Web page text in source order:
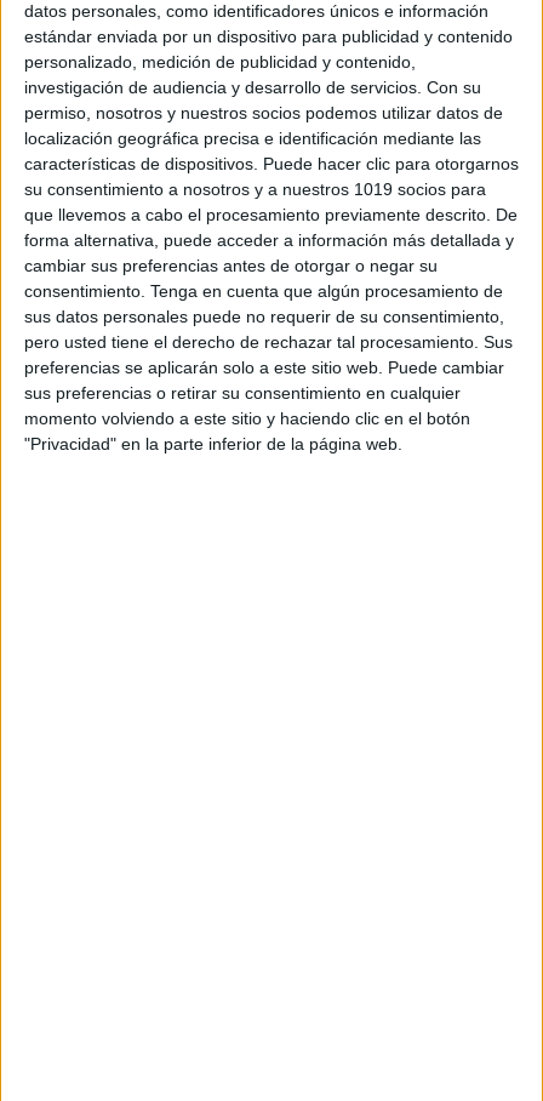
datos personales, como identificadores únicos e información
estándar enviada por un dispositivo para publicidad y contenido
personalizado, medición de publicidad y contenido,
investigación de audiencia y desarrollo de servicios. Con su
permiso, nosotros y nuestros socios podemos utilizar datos de
localización geográfica precisa e identificación mediante las
características de dispositivos. Puede hacer clic para otorgarnos
su consentimiento a nosotros y a nuestros 1019 socios para
que llevemos a cabo el procesamiento previamente descrito. De
forma alternativa, puede acceder a información más detallada y
cambiar sus preferencias antes de otorgar o negar su
consentimiento. Tenga en cuenta que algún procesamiento de
sus datos personales puede no requerir de su consentimiento,
pero usted tiene el derecho de rechazar tal procesamiento. Sus
preferencias se aplicarán solo a este sitio web. Puede cambiar
sus preferencias o retirar su consentimiento en cualquier
momento volviendo a este sitio y haciendo clic en el botón
"Privacidad" en la parte inferior de la página web.
actividad no solo trabajamos la motricidad y la
expresión artística, sino también laeducación en
valores, el respeto por las tradiciones y la vivencia
del calendario litúrgico desde el corazón de la
infancia.
ÚNETE A NUESTRO GRUPO EXCLUSIVO DE
WHATSAPP